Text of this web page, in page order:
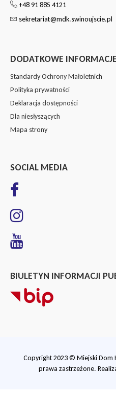
+48 91 885 4121
sekretariat@mdk.swinoujscie.pl
DODATKOWE INFORMACJE
Standardy Ochrony Małoletnich
Polityka prywatności
Deklaracja dostępności
Dla niesłyszących
Mapa strony
SOCIAL MEDIA
BIULETYN INFORMACJI
Copyright 2023 © Miejski Dom
prawa zastrzeżone.